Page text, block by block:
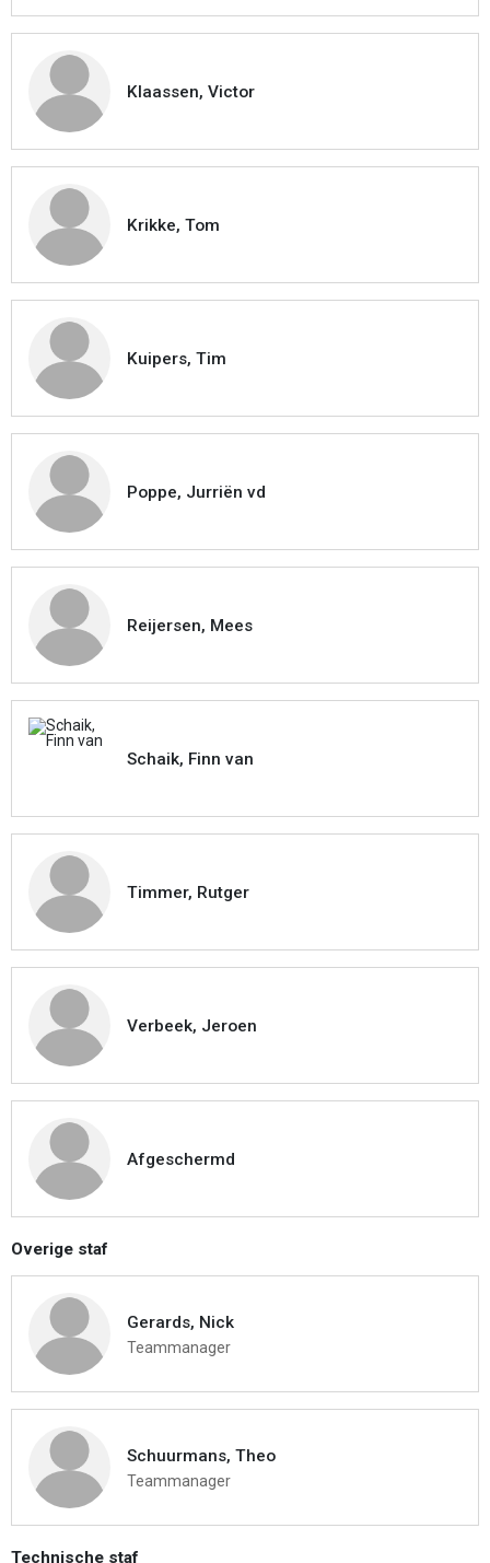
Klaassen, Victor
Krikke, Tom
Kuipers, Tim
Poppe, Jurriën vd
Reijersen, Mees
Schaik, Finn van
Timmer, Rutger
Verbeek, Jeroen
Afgeschermd
Overige staf
Gerards, Nick
Teammanager
Schuurmans, Theo
Teammanager
Technische staf